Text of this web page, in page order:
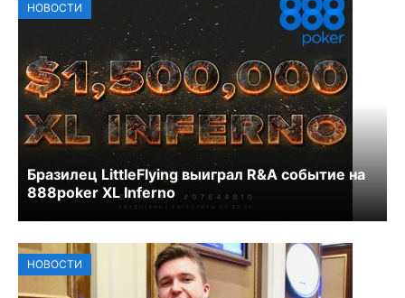
НОВОСТИ
Бразилец LittleFlying выиграл R&A событие на
888poker XL Inferno
НОВОСТИ